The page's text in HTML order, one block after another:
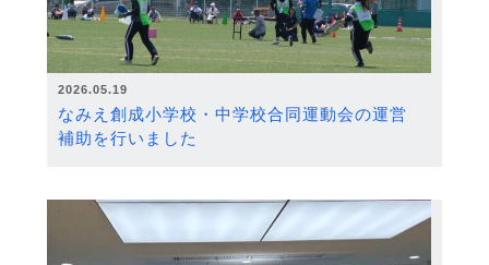
2026.05.19
なみえ創成小学校・中学校合同運動会の運営
補助を行いました